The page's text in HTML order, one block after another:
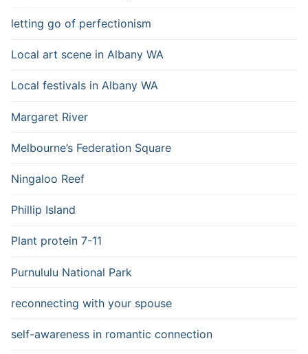
letting go of perfectionism
Local art scene in Albany WA
Local festivals in Albany WA
Margaret River
Melbourne’s Federation Square
Ningaloo Reef
Phillip Island
Plant protein 7-11
Purnululu National Park
reconnecting with your spouse
self-awareness in romantic connection